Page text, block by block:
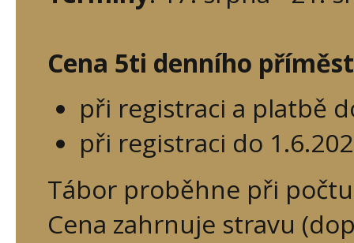
Cena 5ti denního
při registraci a platbě
při registraci do
Tábor proběhne při
Cena zahrnuje stravu